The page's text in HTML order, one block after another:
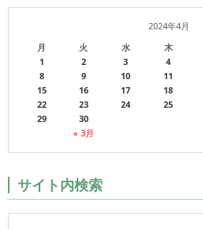
2024年4月
月
火 水 木
« 3月
1 2 3 4
8
9 10 11
15
16 17 18
22
23 24 25
29
30
サイト内検索